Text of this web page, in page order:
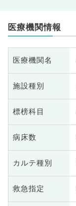
医療機関情報
医療機関名
施設種別
標榜科目
病床数
カルテ種別
救急指定